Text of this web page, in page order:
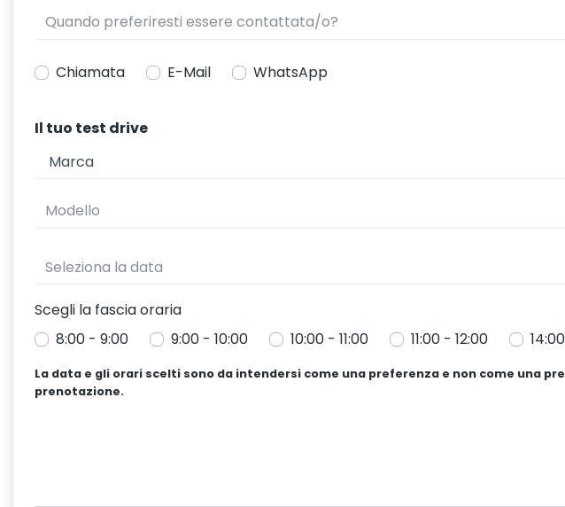
Chiamata E-Mail WhatsApp
Il tuo test drive
Scegli la fascia oraria
8:00 - 9:00
9:00 - 10:00 10:00 - 11:00 11:00 - 12:00
La data e gli orari scelti sono da intendersi come una preferenza e non come una
prenotazione.